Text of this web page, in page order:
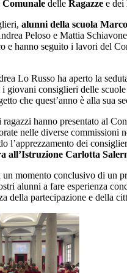
Comunale delle Ragazze e dei
alunni della scuola
Peloso e Mattia
e hanno seguito i lavori del
Lo Russo ha aperto la
giovani consiglieri delle
che quest’anno è alla sua
ragazzi hanno presentato al
nelle diverse commissioni
l’apprezzamento dei
all’Istruzione Carlotta
un momento conclusivo di un
alunni a fare esperienza
della partecipazione e della